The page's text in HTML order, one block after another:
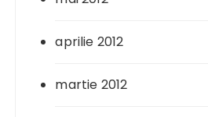
aprilie 2012
martie 2012